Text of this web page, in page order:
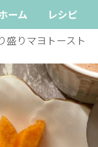
ーム レシピ
盛りマヨトースト